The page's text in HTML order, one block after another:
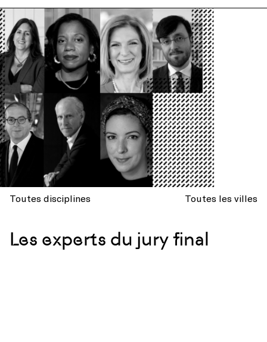
Toutes disciplines Toutes les villes
Les experts du jury final